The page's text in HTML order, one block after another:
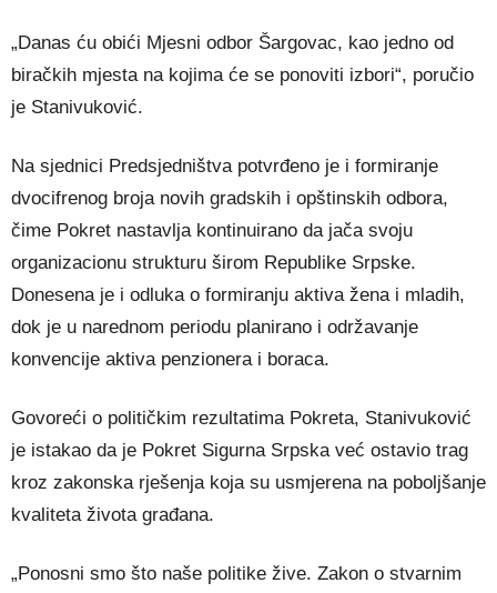
„Danas ću obići Mjesni odbor Šargovac, kao jedno od
biračkih mjesta na kojima će se ponoviti izbori“, poručio
je Stanivuković.
Na sjednici Predsjedništva potvrđeno je i formiranje
dvocifrenog broja novih gradskih i opštinskih odbora,
čime Pokret nastavlja kontinuirano da jača svoju
organizacionu strukturu širom Republike Srpske.
Donesena je i odluka o formiranju aktiva žena i mladih,
dok je u narednom periodu planirano i održavanje
konvencije aktiva penzionera i boraca.
Govoreći o političkim rezultatima Pokreta, Stanivuković
je istakao da je Pokret Sigurna Srpska već ostavio trag
kroz zakonska rješenja koja su usmjerena na poboljšanje
kvaliteta života građana.
„Ponosni smo što naše politike žive. Zakon o stvarnim